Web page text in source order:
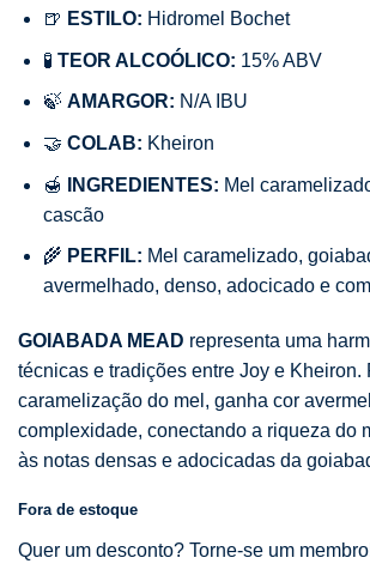
🍺 ESTILO: Hidromel Bochet
🧪 TEOR ALCOÓLICO: 15% ABV
🍃 AMARGOR: N/A IBU
🤝 COLAB: Kheiron
🍯 INGREDIENTES: Mel
cascão
🌾 PERFIL: Mel caramelizado,
avermelhado, denso, adocicado e
GOIABADA MEAD representa uma
técnicas e tradições entre Joy e Kheiron.
caramelização do mel, ganha cor
complexidade, conectando a riqueza do
às notas densas e adocicadas da
Fora de estoque
Quer um desconto? Torne-se um